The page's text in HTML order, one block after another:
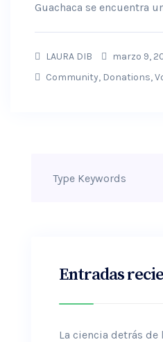
Guachaca se encuentra
LAURA DIB
marzo 9,
Community, Donations,
Entradas
La ciencia detrás